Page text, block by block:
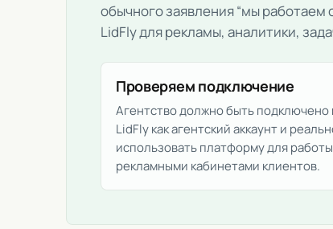
обычного заявления “мы
LidFly для рекламы, аналитики,
Проверяем подключение
Агентство должно быть подключено
LidFly как агентский аккаунт и
использовать платформу для
рекламными кабинетами клиентов.